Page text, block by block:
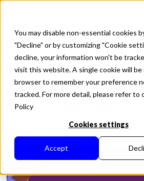
You may disable non-essential cookies
"Decline" or by customizing "Cookie
decline, your information won't be
visit this website. A single cookie will be
browser to remember your preference
tracked. For more detail, please refer to
Policy
Cookies settings
Accept
All Posts
YouTravel
Retail Media de
visibilidade e